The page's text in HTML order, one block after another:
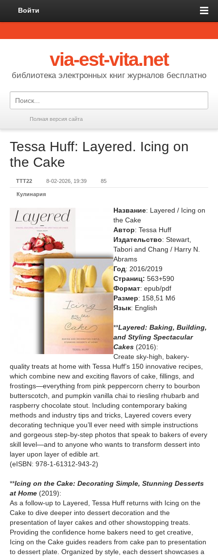
Войти
via-est-vita.net
библиотека электронных книг журналов бесплатно
Полная версия сайта
Tessa Huff: Layered. Icing on
the Cake
TTT22 8-02-2026, 19:39 85
Кулинария
Название: Layered / Icing on
the Cake
Автор: Tessa Huff
Издательство: Stewart,
Tabori and Chang / Harry N.
Abrams
Год: 2016/2019
Cтраниц: 563+590
Формат: epub/pdf
Размер: 158,51 Мб
Язык: English
**Layered: Baking, Building,
and Styling Spectacular
Cakes (2016):
Create sky-high, bakery-
quality treats at home with Tessa Huff’s 150 innovative recipes,
which combine new and exciting flavors of cake, fillings, and
frostings—everything from pink peppercorn cherry to bourbon
butterscotch, and pumpkin vanilla chai to riesling rhubarb and
raspberry chocolate stout. Including contemporary baking
methods and industry tips and tricks, Layered covers every
decorating technique you’ll ever need with simple instructions
and gorgeous step-by-step photos that speak to bakers of every
skill level—and to anyone who wants to transform dessert into
layer upon layer of edible art.
(eISBN: 978-1-61312-943-2)
**Icing on the Cake: Decorating Simple, Stunning Desserts
at Home (2019):
As a follow-up to Layered, Tessa Huff returns with Icing on the
Cake to dive deeper into dessert decoration and the
presentation of layer cakes and other showstopping treats.
Providing the confidence home bakers need to get creative,
Icing on the Cake guides readers from cake pan to presentation
to dessert plate. Organized by style, each dessert showcases a